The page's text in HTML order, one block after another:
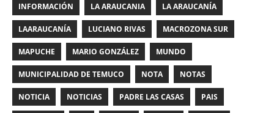
INFORMACIÓN LA ARAUCANIA LA ARAUCANÍA
LAARAUCANÍA LUCIANO RIVAS MACROZONA SUR
MAPUCHE MARIO GONZÁLEZ MUNDO
MUNICIPALIDAD DE TEMUCO NOTA NOTAS
NOTICIA NOTICIAS PADRE LAS CASAS PAIS